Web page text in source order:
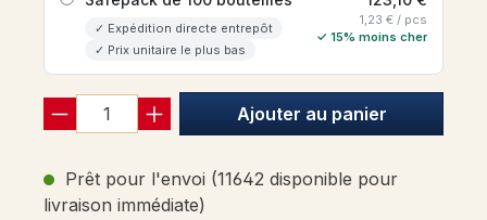
✓ Expédition directe entrepôt
✓ Prix unitaire le plus bas
1,23 € / pcs
✓ 15% moins cher
Ajouter au panier
Prêt pour l'envoi (11642 disponible pour
livraison immédiate)